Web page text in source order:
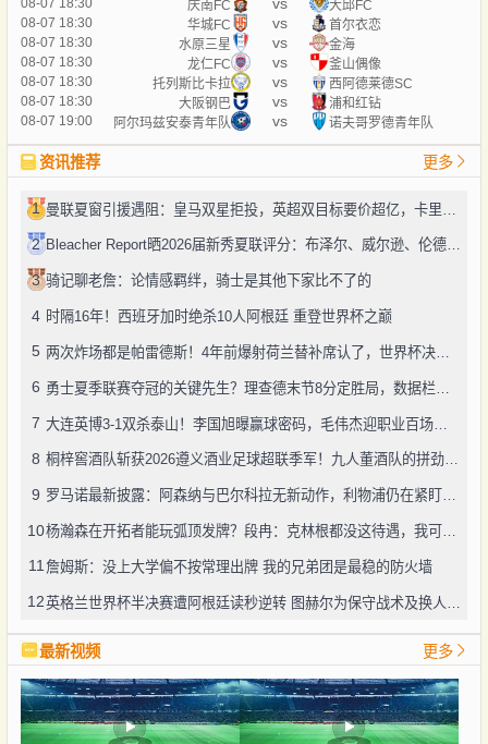
08-07 18:30
庆南FC
大邱FC
08-07 18:30
华城FC vs
首尔衣恋
08-07 18:30
水原三星 vs
金海
08-07 18:30
龙仁FC vs
釜山偶像
08-07 18:30
托列斯比卡拉 vs
西阿德莱德SC
08-07 18:30
大阪钢巴 vs
浦和红钻
08-07 19:00
阿尔玛兹安泰青年队 vs 诺夫哥罗德青年队
资讯推荐 更多
1
2 Bleacher Report晒2026届新秀夏联评分：布泽尔、威尔逊、伦德博格摘A
3 骑记聊老詹：论情感羁绊，骑士是其他下家比不了的
4 时隔16年！西班牙加时绝杀10人阿根廷 重登世界杯之巅
5 两次炸场都是帕雷德斯！4年前爆射荷兰替补席认了，世界杯决赛再演冲突
6
7 大连英博3-1双杀泰山！李国旭曝赢球密码，毛伟杰迎职业百场里程碑
8 桐梓窖酒队斩获2026遵义酒业足球超联季军！九人董酒队的拼劲太戳人
9 罗马诺最新披露：阿森纳与巴尔科拉无新动作，利物浦仍在紧盯目标
10 杨瀚森在开拓者能玩弧顶发牌？段冉：克林根都没这待遇，我可不太看好
11詹姆斯：没上大学偏不按常理出牌 我的兄弟团是最稳的防火墙
12
最新视频 更多